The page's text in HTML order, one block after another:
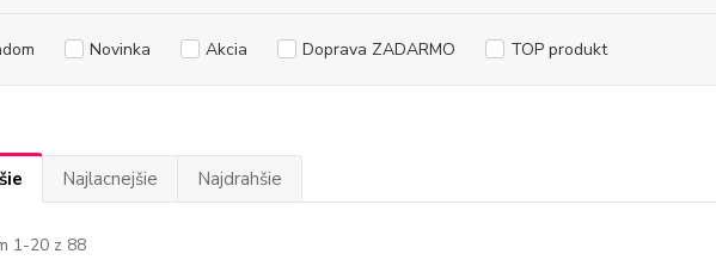
Novinka Akcia Doprava ZADARMO TOP produkt
Najlacnejšie Najdrahšie
1-20 z 88